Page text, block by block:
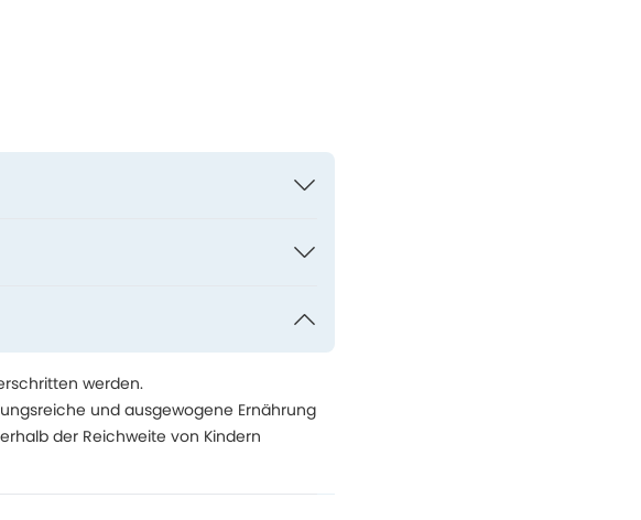
werden.
und ausgewogene Ernährung
der Reichweite von Kindern